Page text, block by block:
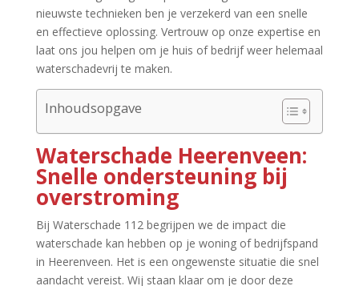
nieuwste technieken ben je verzekerd van een snelle
en effectieve oplossing.​ Vertrouw op onze expertise en
laat ons jou helpen om je huis of bedrijf weer helemaal
waterschadevrij te maken.​
Inhoudsopgave
Waterschade Heerenveen:
Snelle ondersteuning bij
overstroming
Bij Waterschade 112 begrijpen we de impact die
waterschade kan hebben op je woning of bedrijfspand
in Heerenveen.​ Het is een ongewenste situatie die snel
aandacht vereist.​ Wij staan klaar om je door deze